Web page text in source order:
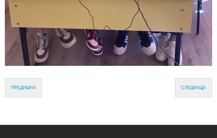
ПРЕДИШНА СЛЕДВАЩА